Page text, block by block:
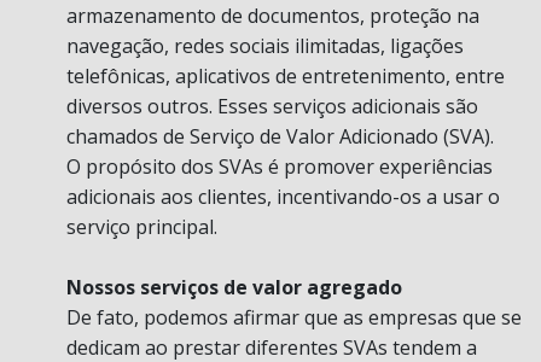
armazenamento de documentos, proteção na
navegação, redes sociais ilimitadas, ligações
telefônicas, aplicativos de entretenimento, entre
diversos outros. Esses serviços adicionais são
chamados de Serviço de Valor Adicionado (SVA).
O propósito dos SVAs é promover experiências
adicionais aos clientes, incentivando-os a usar o
serviço principal.
Nossos serviços de valor agregado
De fato, podemos afirmar que as empresas que se
dedicam ao prestar diferentes SVAs tendem a